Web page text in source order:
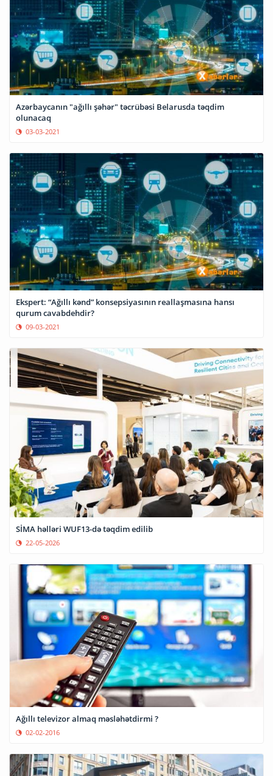
Azərbaycanın "ağıllı şəhər" təcrübəsi Belarusda təqdim
olunacaq
03-03-2021
Ekspert: “Ağıllı kənd” konsepsiyasının reallaşmasına hansı
qurum cavabdehdir?
09-03-2021
SİMA həlləri WUF13-də təqdim edilib
22-05-2026
Ağıllı televizor almaq məsləhətdirmi ?
02-02-2016